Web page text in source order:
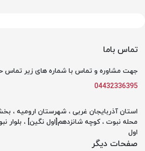
تماس باما
جهت مشاوره و تماس با شماره های زیر تماس
04432336395
استان آذربایجان غربی ، شهرستان ارومیه ،
اول
صفحات دیگر